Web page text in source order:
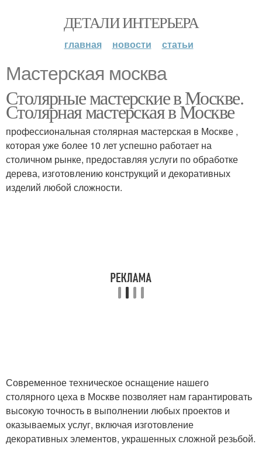
ДЕТАЛИ ИНТЕРЬЕРА
главная новости статьи
Мастерская москва
Столярные мастерские в Москве.
Столярная мастерская в Москве
профессиональная столярная мастерская в Москве ,
которая уже более 10 лет успешно работает на
столичном рынке, предоставляя услуги по обработке
дерева, изготовлению конструкций и декоративных
изделий любой сложности.
Современное техническое оснащение нашего
столярного цеха в Москве позволяет нам гарантировать
высокую точность в выполнении любых проектов и
оказываемых услуг, включая изготовление
декоративных элементов, украшенных сложной резьбой.